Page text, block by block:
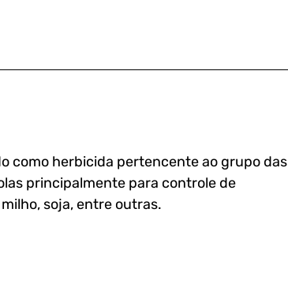
como herbicida pertencente ao grupo das
principalmente para controle de
soja, entre outras.